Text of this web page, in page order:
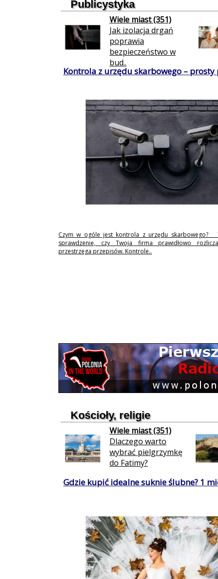
Publicystyka
Wiele miast (351)
Jak izolacja drgań
poprawia
bezpieczeństwo w
bud..
Kontrola z urzędu skarbowego –
Czym w ogóle jest kontrola z urzędu skarbowego?
sprawdzenie, czy Twoja firma prawidłowo
przestrzega przepisów. Kontrole..
Kościoły, religie
Wiele miast (351)
Dlaczego warto
wybrać pielgrzymkę
do Fatimy?
Gdzie kupić idealne suknie ślubne? 1